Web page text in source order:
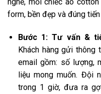
form, bền đẹp và đúng
Bước 1: Tư vấn &
Khách hàng gửi thông
email gồm: số lượng,
liệu mong muốn. Đội
trong 1 giờ, đưa ra